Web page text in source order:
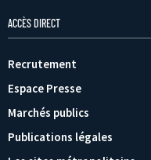
ACCÈS DIRECT
Recrutement
Espace Presse
Marchés publics
Publications légales